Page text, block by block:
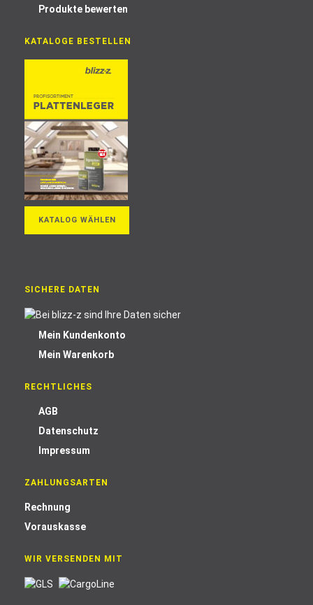
Produkte bewerten
KATALOGE BESTELLEN
KATALOG WÄHLEN
SICHERE DATEN
Mein Kundenkonto
Mein Warenkorb
RECHTLICHES
AGB
Datenschutz
Impressum
ZAHLUNGSARTEN
Rechnung
Vorauskasse
WIR VERSENDEN MIT